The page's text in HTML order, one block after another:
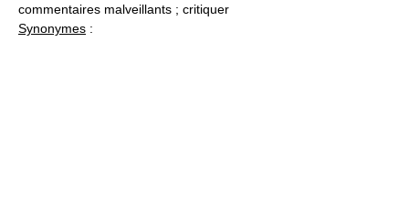
commentaires malveillants ; critiquer
Synonymes :